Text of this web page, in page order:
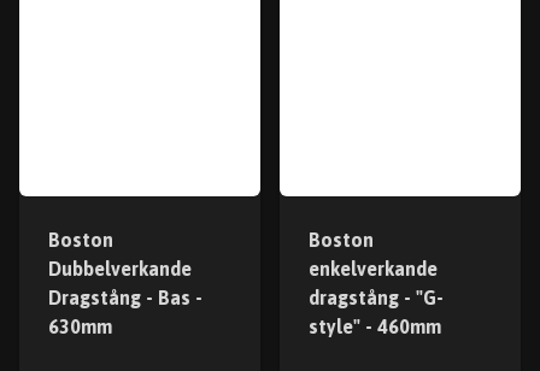
Boston
Dubbelverkande
Dragstång - Bas -
630mm
Boston
enkelverkande
dragstång - "G-
style" - 460mm